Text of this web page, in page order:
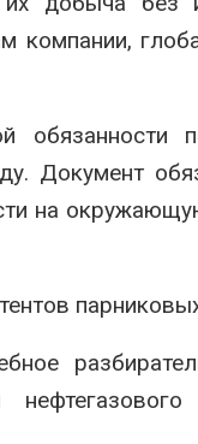
компании,
обязанности
Документ
на